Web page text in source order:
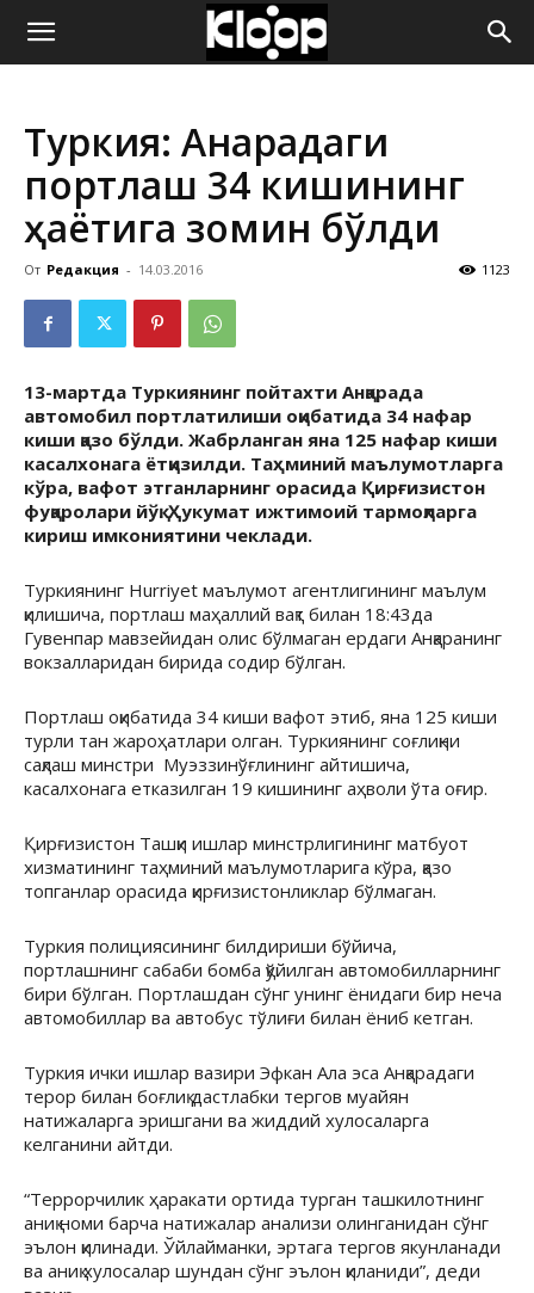
ҚИРҒИЗИСТОН
ЯНГИЛИКЛАРИ
Туркия: Анқарадаги
портлаш 34 кишининг
ҳаётига зомин бўлди
От Редакция - 14.03.2016 1123
13-мартда Туркиянинг пойтахти Анқарада
автомобил портлатилиши оқибатида 34 нафар
киши қазо бўлди. Жабрланган яна 125 нафар киши
касалхонага ётқизилди. Таҳминий маълумотларга
кўра, вафот этганларнинг орасида Қирғизистон
фуқаролари йўқ. Ҳукумат ижтимоий тармоқларга
кириш имкониятини чеклади.
Туркиянинг Hurriyet маълумот агентлигининг маълум
қилишича, портлаш маҳаллий вақт билан 18:43да
Гувенпар мавзейидан олис бўлмаган ердаги Анқаранинг
вокзалларидан бирида содир бўлган.
Портлаш оқибатида 34 киши вафот этиб, яна 125 киши
турли тан жароҳатлари олган. Туркиянинг соғлиқни
сақлаш минстри Муэззинўғлининг айтишича,
касалхонага етказилган 19 кишининг аҳволи ўта оғир.
Қирғизистон Ташқи ишлар минстрлигининг матбуот
хизматининг таҳминий маълумотларига кўра, қазо
топганлар орасида қирғизистонликлар бўлмаган.
Туркия полициясининг билдириши бўйича,
портлашнинг сабаби бомба қўйилган автомобилларнинг
бири бўлган. Портлашдан сўнг унинг ёнидаги бир неча
автомобиллар ва автобус тўлиғи билан ёниб кетган.
Туркия ички ишлар вазири Эфкан Ала эса Анқарадаги
терор билан боғлиқ дастлабки тергов муайян
натижаларга эришгани ва жиддий хулосаларга
келганини айтди.
“Террорчилик ҳаракати ортида турган ташкилотнинг
аниқ номи барча натижалар анализи олинганидан сўнг
эълон қилинади. Ўйлайманки, эртага тергов якунланади
ва аниқ хулосалар шундан сўнг эълон қиланиди”, деди